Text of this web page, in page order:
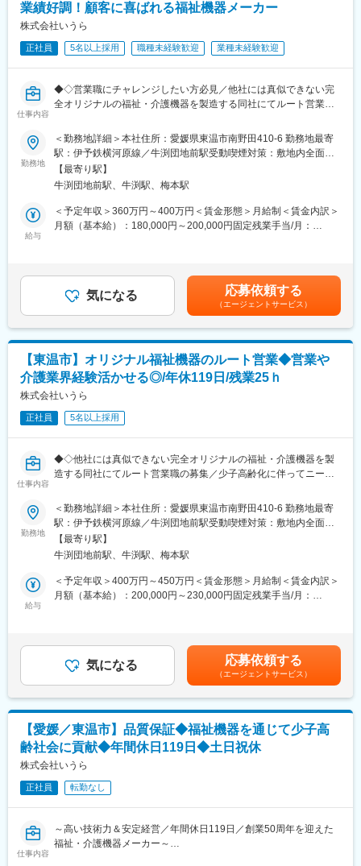
変更の範囲：会社の定める業務
■職務内容：
医療機関に対して、販売代理店の方と一緒に提案活動を行いま
す。具体的な業務内容は下記になります。
・医師・看護師さんから手術室でのニーズをヒアリング
・手術準備キットの提案
・見積もりの作成
→営業目標はチーム単位で追っているため連携が盛んです。週に1
度のチームミーティングもあるため、困ったことがあれば周囲の
■働き方
社用車で自宅から直行直帰の営業となります。（社用車は1人1台
貸与し、自宅近くの駐車場代も負担）
す。
☆参考：https://livedo.jp/recruit/
入社後は、スキルや成長に合わせて、OJT研修を実施します。ま
ずは先輩との同行を通じて、実際の医療現場で商品がどのように
役立っているかを学びながら、代理店や担当する病院の医師・看
護師さんとの信頼を構築。他にも定期的に行われている新人研修
会など、学べる機会は豊富に用意しています。
変更の範囲：会社の定める業務
業績好調！顧客に喜ばれる福祉機器メーカー
株式会社いうら
正社員 5名以上採用 職種未経験歓迎 業種未経験歓迎
仕事内容
◆◇営業職にチャレンジしたい方必見／他社には真似できない完
全オリジナルの福祉・介護機器を製造する同社にてルート営業職
◇◆
■業務内容【変更の範囲：なし】
当社の営業職として、車椅子やストレッチャー等福祉機器の営業
をお任せします。
顧客は福祉機器のレンタル会社や販売会社で既存の取引がある企
業に対しての営業活動です。
■業務の特徴
◎「ノルマ」ではなく「目標」を個人・チームで目指していただ
きます。個人プレーではなく、チームワークを大切にできる方に
◎各々が担当のエリアをもちエリア内の顧客と関係構築をしてい
ただきます。直行直帰可能、出張はほとんど御座いません。
＝求人のPOINT＝
【社会貢献性の高い商品】当社の商品は介護される方・介護する
方、双方にやさしいオリジナルの福祉機器です。（例：ご利用者
の方がお一人で乗りかえできる車椅子や、入浴介助が驚くほど簡
単操作で行える入浴リフト等）介護がずっと楽になり、より快適
で安心便利になる価値ある商材ですので、自信をもって提案がで
きます。
数12日！
【未経験の方も安心の研修体制】入社後は座学を含む2週間～数カ
月の研修をご準備しています。座学だけでなく製造部での研修も
あり、製品について理解を深めることができます。
り組むことができます。
他社には真似できない完全オリジナルの福祉・介護機器を製造し
ています。
＜製品例＞
・非接触で入浴介助ができる入力機器
・自宅の階段や段差で使用できる昇降機
・要介護者を背負ってトイレまでの移動をサポートする排泄サポ
ート機器
また大手医療・介護機器メーカー向けのOEM製品製造も手掛けて
いる安定経営企業です。
勤務地
＜勤務地詳細＞本社住所：愛媛県東温市南野田410-6 勤務地最寄
駅：伊予鉄横河原線／牛渕団地前駅受動喫煙対策：敷地内全面禁
煙変更の範囲：会社の定める事業所
【最寄り駅】
牛渕団地前駅、牛渕駅、梅本駅
給与
＜予定年収＞360万円～400万円＜賃金形態＞月給制＜賃金内訳＞
月額（基本給）：180,000円～200,000円固定残業手当/月：
定年収は諸手当含む・予定年収は年齢・経験・能力等を考慮の上
決定・賞与あり（前年度実績：年2回、合計5.00ヶ月分）・昇給あ
り：1月あたり5.00%（前年度実績）・皆勤手当（7,000円）・地
域手当（扶養の有無により最大35,000円支給）賃金はあくまでも
目安の金額であり、選考を通じて上下する可能性があります。月
給(月額)は固定手当を含めた表記です。
気になる 応募依頼する
（エージェントサービス）
【東温市】オリジナル福祉機器のルート営業◆営業や
介護業界経験活かせる◎/年休119日/残業25ｈ
株式会社いうら
正社員 5名以上採用
仕事内容
◆◇他社には真似できない完全オリジナルの福祉・介護機器を製
造する同社にてルート営業職の募集／少子高齢化に伴ってニーズ
■業務内容【変更の範囲：なし】
当社の営業職として、車椅子やストレッチャー等福祉機器の営業
をお任せします。
顧客は福祉機器のレンタル会社や販売会社で既存の取引がある企
業に対しての営業活動です。
営業として顧客の要望をしっかりヒアリングすることがとても重
◎「ノルマ」ではなく「目標」を個人・チームで目指していただ
きます。個人プレーではなく、チームワークを大切にできる方に
ただきます。直行直帰可能、出張はほとんど御座いません。
＝求人のPOINT＝
【社会貢献性の高い商品】当社の商品は介護される方・介護する
方、双方にやさしいオリジナルの福祉機器です。（例：ご利用者
の方がお一人で乗りかえできる車椅子や、入浴介助が驚くほど簡
単操作で行える入浴リフト等）介護がずっと楽になり、より快適
で安心便利になる価値ある商材ですので、自信をもって提案がで
きます。
【仕事もプライベートも充実】残業は月25h程、平均有給取得日
勤務地
＜勤務地詳細＞本社住所：愛媛県東温市南野田410-6 勤務地最寄
駅：伊予鉄横河原線／牛渕団地前駅受動喫煙対策：敷地内全面禁
煙変更の範囲：会社の定める事業所
【最寄り駅】
牛渕団地前駅、牛渕駅、梅本駅
給与
＜予定年収＞400万円～450万円＜賃金形態＞月給制＜賃金内訳＞
月額（基本給）：200,000円～230,000円固定残業手当/月：
定年収は諸手当含む・予定年収は年齢・経験・能力等を考慮の上
決定・賞与あり（前年度実績：年2回、合計5.00ヶ月分） ・昇給
あり：1月あたり5.00%（前年度実績）・皆勤手当（7,000円）・
地域手当（扶養の有無により最大35,000円支給）賃金はあくまで
も目安の金額であり、選考を通じて上下する可能性があります。
月給(月額)は固定手当を含めた表記です。
気になる 応募依頼する
（エージェントサービス）
【愛媛／東温市】品質保証◆福祉機器を通じて少子高
齢社会に貢献◆年間休日119日◆土日祝休
株式会社いうら
正社員 転勤なし
仕事内容
～高い技術力＆安定経営／年間休日119日／創業50周年を迎えた
福祉・介護機器メーカー～